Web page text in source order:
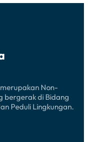
Non-
bergerak di Bidang
Peduli Lingkungan.